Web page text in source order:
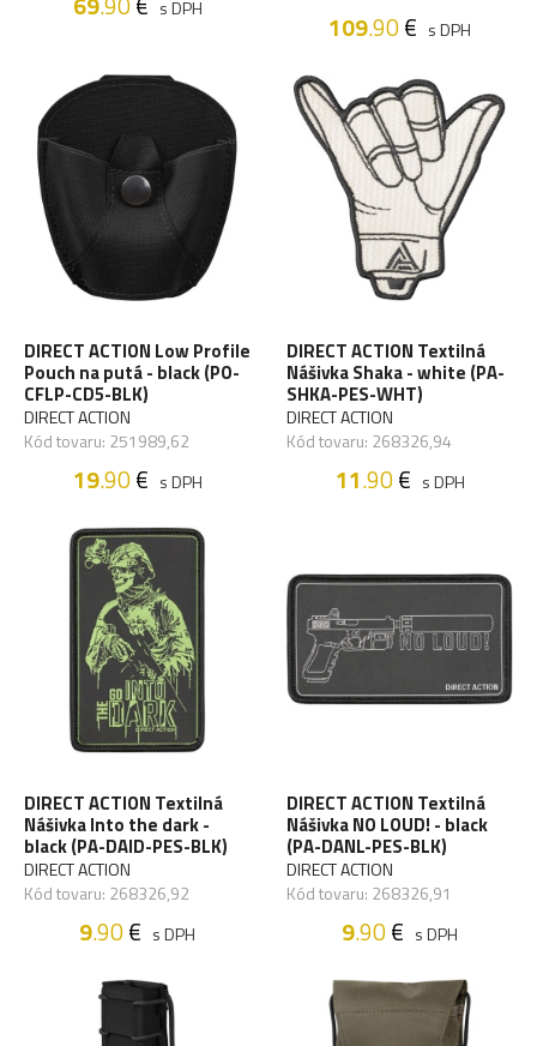
s DPH
109.90€ s DPH
DIRECT ACTION Low Profile
Pouch na putá - black (PO-
CFLP-CD5-BLK)
DIRECT ACTION
Kód tovaru: 251989,62
19.90€ s DPH
DIRECT ACTION Textilná
Nášivka Shaka - white (PA-
SHKA-PES-WHT)
DIRECT ACTION
Kód tovaru: 268326,94
11.90€ s DPH
DIRECT ACTION Textilná
Nášivka Into the dark -
black (PA-DAID-PES-BLK)
DIRECT ACTION
Kód tovaru: 268326,92
9.90€ s DPH
DIRECT ACTION Textilná
Nášivka NO LOUD! - black
(PA-DANL-PES-BLK)
DIRECT ACTION
Kód tovaru: 268326,91
9.90€ s DPH